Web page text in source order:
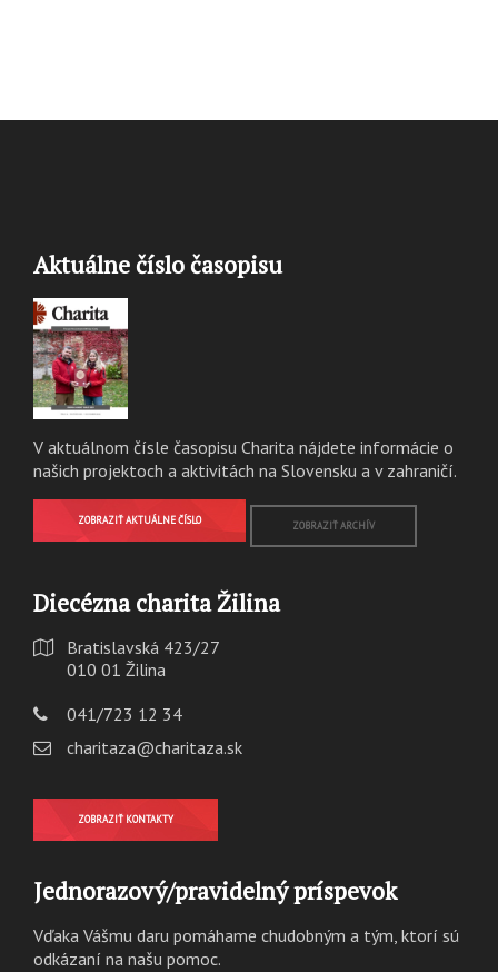
Aktuálne číslo časopisu
V aktuálnom čísle časopisu Charita nájdete informácie o
našich projektoch a aktivitách na Slovensku a v zahraničí.
ZOBRAZIŤ AKTUÁLNE ČÍSLO ZOBRAZIŤ ARCHÍV
Diecézna charita Žilina
Bratislavská 423/27
010 01 Žilina
041/723 12 34
charitaza@charitaza.sk
ZOBRAZIŤ KONTAKTY
Jednorazový/pravidelný príspevok
Vďaka Vášmu daru pomáhame chudobným a tým, ktorí sú
odkázaní na našu pomoc.